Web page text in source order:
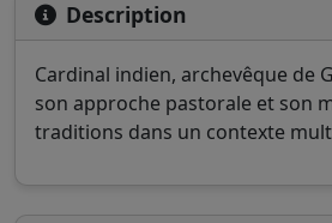
Description
Cardinal indien, archevêque de
son approche pastorale et son
traditions dans un contexte